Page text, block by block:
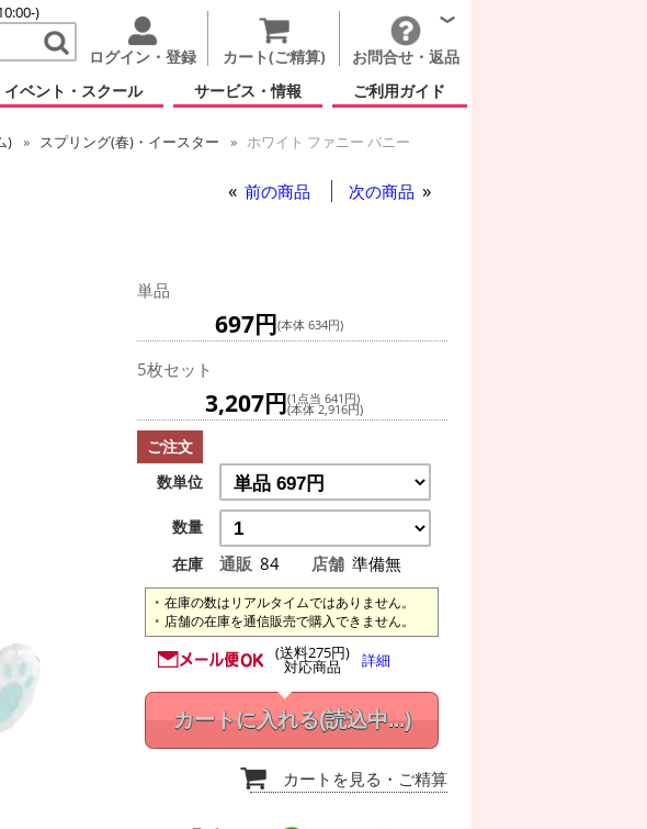
)
ログイン・登録 カート(ご精算)
お問合せ・返品
イベント・スクール サービス・情報 ご利用ガイド
) スプリング(春)・イースター
ホワイト ファニー バニー
前の商品 次の商品
単品
697円(本体 634円)
5枚セット
3,207円(1点当 641円)
(本体 2,916円)
ご注文
数単位
数量
在庫
通販 84 店舗 準備無
在庫の数はリアルタイムではありません。
店舗の在庫を通信販売で購入できません。
(送料275円)
対応商品 詳細
カートに入れる(読込中...)
カートを見る ・ご精算